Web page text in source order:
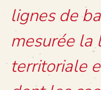
lignes de
mesurée la
territoriale